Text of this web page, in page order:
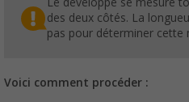
des deux côtés. La
pas pour déterminer cette
Voici comment procéder :